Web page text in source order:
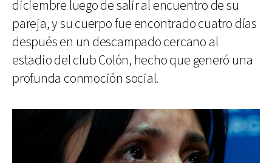
diciembre luego de salir al encuentro de su
pareja, y su cuerpo fue encontrado cuatro días
después en un descampado cercano al
estadio del club Colón, hecho que generó una
profunda conmoción social.